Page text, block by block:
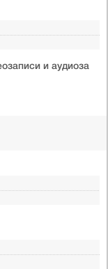
и аудиоза